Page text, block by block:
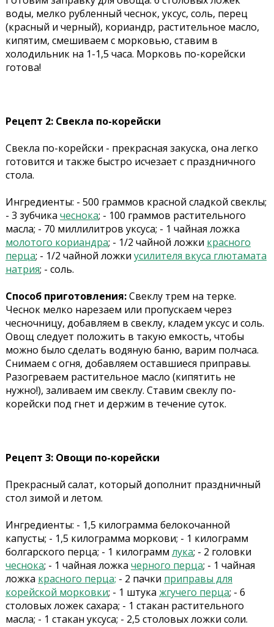
воды, мелко рубленный чеснок, уксус, соль, перец
(красный и черный), кориандр, растительное масло,
кипятим, смешиваем с морковью, ставим в
холодильник на 1-1,5 часа. Морковь по-корейски
готова!
Рецепт 2: Свекла по-корейски
Свекла по-корейски - прекрасная закуска, она легко
готовится и также быстро исчезает с праздничного
стола.
Ингредиенты: - 500 граммов красной сладкой свеклы;
- 3 зубчика чеснока; - 100 граммов растительного
масла; - 70 миллилитров уксуса; - 1 чайная ложка
молотого кориандра; - 1/2 чайной ложки красного
перца; - 1/2 чайной ложки усилителя вкуса глютамата
натрия; - соль.
Способ приготовления:Свеклу трем на терке.
Чеснок мелко нарезаем или пропускаем через
чесночницу, добавляем в свеклу, кладем уксус и соль.
Овощ следует положить в такую емкость, чтобы
можно было сделать водяную баню, варим полчаса.
Снимаем с огня, добавляем оставшиеся приправы.
Разогреваем растительное масло (кипятить не
нужно!), заливаем им свеклу. Ставим свеклу по-
корейски под гнет и держим в течение суток.
Рецепт 3: Овощи по-корейски
Прекрасный салат, который дополнит праздничный
стол зимой и летом.
Ингредиенты: - 1,5 килограмма белокочанной
капусты; - 1,5 килограмма моркови; - 1 килограмм
болгарского перца; - 1 килограмм лука; - 2 головки
чеснока; - 1 чайная ложка черного перца; - 1 чайная
ложка красного перца; - 2 пачки приправы для
корейской морковки; - 1 штука жгучего перца; - 6
столовых ложек сахара; - 1 стакан растительного
масла; - 1 стакан уксуса; - 2,5 столовых ложки соли.